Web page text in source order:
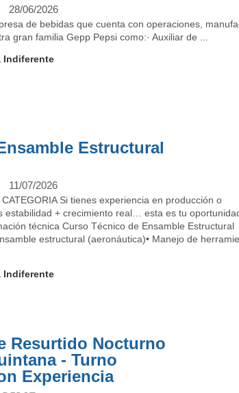
28/06/2026
de bebidas que cuenta con operaciones,
gran familia Gepp Pepsi como:· Auxiliar de ...
Indiferente
Estructural
11/07/2026
Si tienes experiencia en producción o
estabilidad + crecimiento real… esta es tu
técnica Curso Técnico de Ensamble Estructural
estructural (aeronáutica)• Manejo de
Indiferente
Resurtido Nocturno
- Turno
Experiencia